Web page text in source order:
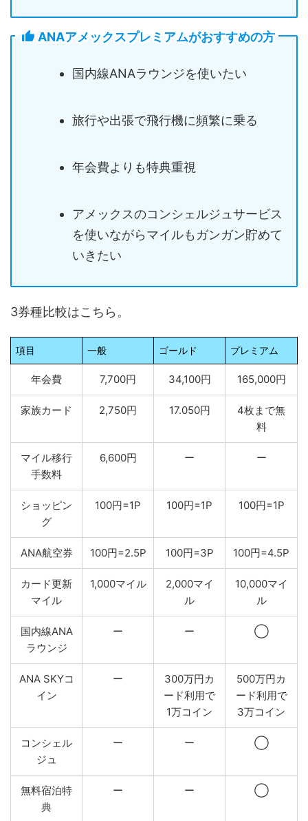
ANAアメックスプレミアムがおすすめの方
国内線ANAラウンジを使いたい
旅行や出張で飛行機に頻繁に乗る
年会費よりも特典重視
アメックスのコンシェルジュサービス
を使いながらマイルもガンガン貯めて
いきたい
3券種比較はこちら。
項目 一般 ゴールド プレミアム
年会費 7,700円 34,100円 165,000円
家族カード 2,750円 17.050円
4枚まで無
料
マイル移行
手数料
6,600円 ー ー
ショッピン
グ
100円=1P 100円=1P 100円=1P
ANA航空券 100円=2.5P 100円=3P 100円=4.5P
カード更新
マイル
1,000マイル
2,000マイ
ル
10,000マイ
ル
国内線ANA
ラウンジ
ー ー ◯
ANA SKYコ
イン
ー
300万円カ
ード利用で
1万コイン
500万円カ
ード利用で
3万コイン
コンシェル
ジュ
ー ー ◯
無料宿泊特
典
ー ー ◯